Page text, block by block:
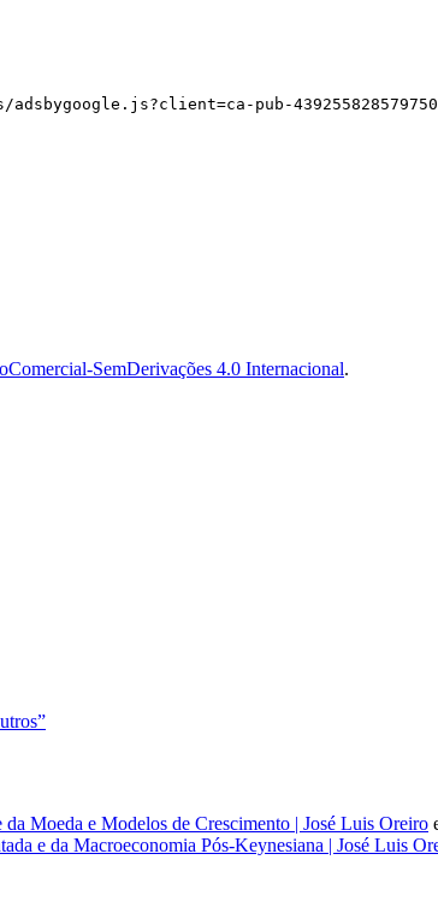
pub-
SemDerivações 4.0 Internacional.
Moeda e Modelos de Crescimento | José Luis Oreiro
e da Macroeconomia Pós-Keynesiana | José Luis